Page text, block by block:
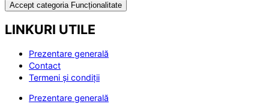
Accept categoria Funcționalitate
LINKURI UTILE
Prezentare generală
Contact
Termeni și condiții
Prezentare generală